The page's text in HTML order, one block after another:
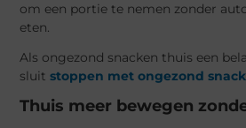
om een portie te nemen zonder
eten.
Als ongezond snacken thuis een
sluitstoppen met ongezond
Thuis meer bewegen